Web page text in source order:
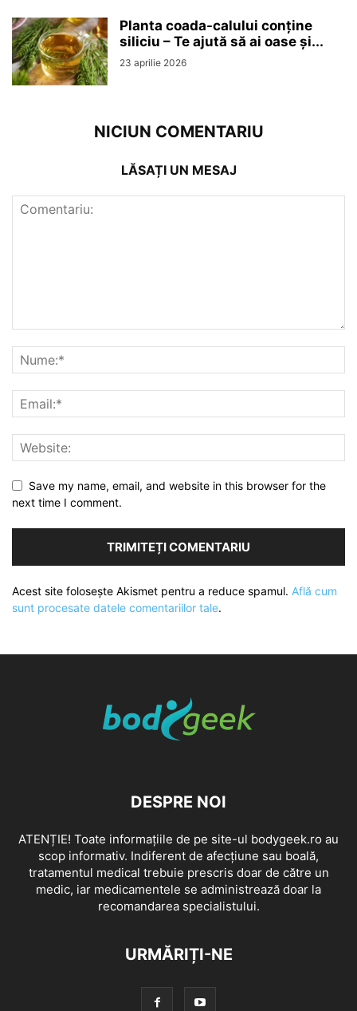
Planta coada-calului conține
siliciu – Te ajută să ai oase și...
23 aprilie 2026
NICIUN COMENTARIU
LĂSAȚI UN MESAJ
Save my name, email, and website in this browser for the
next time I comment.
Acest site folosește Akismet pentru a reduce spamul. Află cum
sunt procesate datele comentariilor tale.
DESPRE NOI
ATENȚIE! Toate informațiile de pe site-ul bodygeek.ro au
scop informativ. Indiferent de afecțiune sau boală,
tratamentul medical trebuie prescris doar de către un
medic, iar medicamentele se administrează doar la
recomandarea specialistului.
URMĂRIȚI-NE